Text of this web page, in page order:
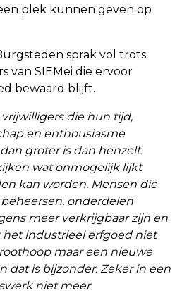
plek kunnen geven op
sprak vol trots
van SIEMei die ervoor
bewaard blijft.
die hun tijd,
en enthousiasme
groter is dan henzelf.
wat onmogelijk lijkt
kan worden. Mensen die
onderdelen
meer verkrijgbaar zijn en
het industrieel erfgoed niet
maar een nieuwe
dat is bijzonder. Zeker in een
niet meer